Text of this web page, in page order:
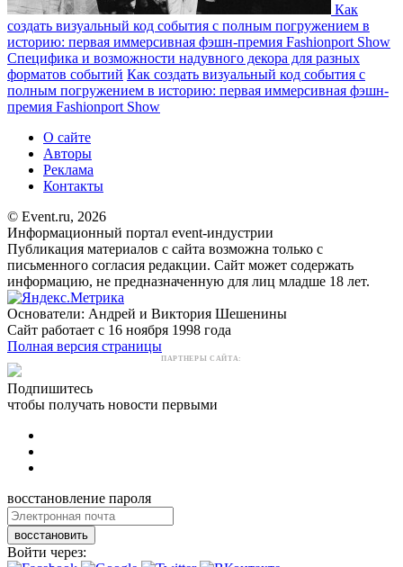
Как
создать визуальный код события с полным погружением в
историю: первая иммерсивная фэшн-премия Fashionport Show
Специфика и возможности надувного декора для разных
форматов событий Как создать визуальный код события с
полным погружением в историю: первая иммерсивная фэшн-
премия Fashionport Show
О сайте
Авторы
Реклама
Контакты
© Event.ru, 2026
Информационный портал event-индустрии
Публикация материалов с сайта возможна только с
письменного согласия редакции. Сайт может содержать
информацию, не предназначенную для лиц младше 18 лет.
Основатели: Андрей и Виктория Шешенины
Сайт работает с 16 ноября 1998 года
Полная версия страницы
ПАРТНЕРЫ САЙТА:
Подпишитесь
чтобы получать новости первыми
восстановление пароля
восстановить
Войти через: